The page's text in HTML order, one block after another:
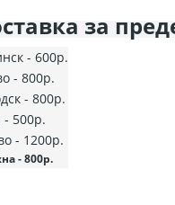
за
- 600р.
- 800р.
- 800р.
- 500р.
- 1200р.
- 800р.